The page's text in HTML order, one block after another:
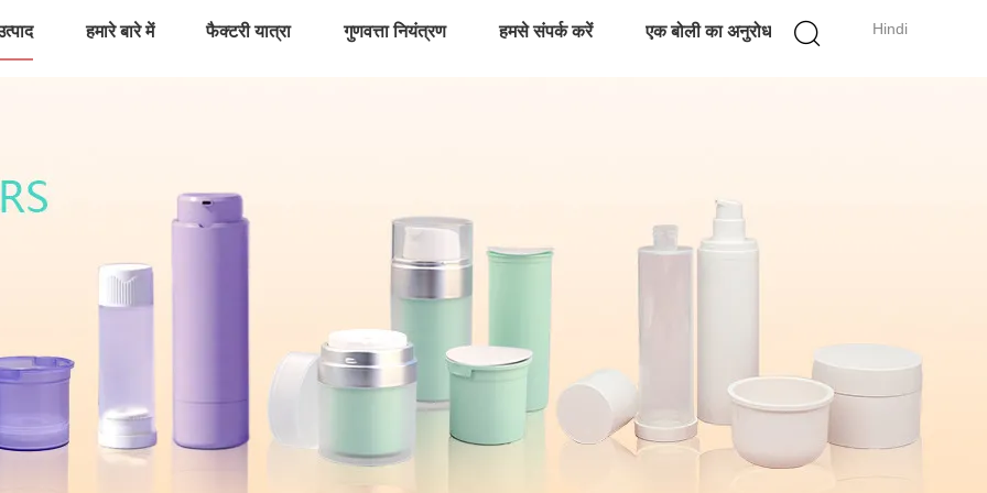
Hindi
हमारे बारे में फैक्टरी यात्रा गुणवत्ता नियंत्रण हमसे संपर्क करें एक बोली का अनुरोध